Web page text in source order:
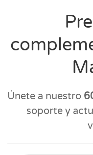
Únete a nuestro
soporte y